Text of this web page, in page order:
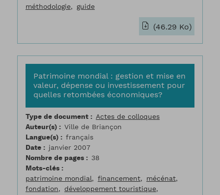
méthodologie
guide
(46.29 Ko)
Patrimoine mondial : gestion et mise en
valeur, dépense ou investissement pour
quelles retombées économiques?
Type de document
Actes de colloques
Auteur(s)
Ville de Briançon
Langue(s)
français
Date
janvier 2007
Nombre de pages
38
Mots-clés
patrimoine mondial
financement
mécénat
fondation
développement touristique